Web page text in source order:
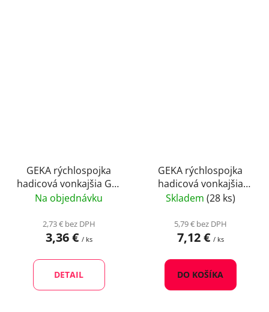
GEKA rýchlospojka
hadicová vonkajšia G1"
mosadz
Na objednávku
2,73 € bez DPH
3,36 € / ks
DETAIL
GEKA rýchlospojka
hadicová vonkajšia
G1/2" mosadz
Skladem (28 ks)
5,79 € bez DPH
7,12 € / ks
DO KOŠÍKA